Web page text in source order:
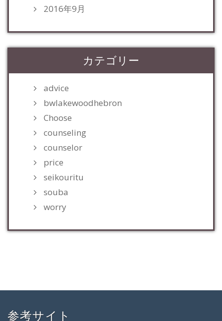
2016年9月
カテゴリー
advice
bwlakewoodhebron
Choose
counseling
counselor
price
seikouritu
souba
worry
参考サイト